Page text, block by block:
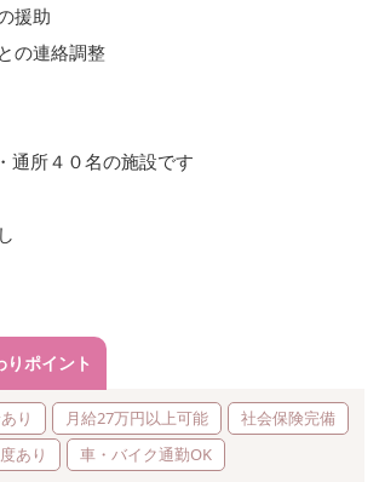
援助
の連絡調整
通所４０名の施設です
りポイント
り 月給27万円以上可能
社会保険完備
あり
車・バイク通勤OK